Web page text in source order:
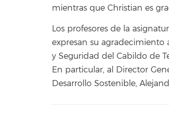
mientras que Christian es
Los profesores de la
expresan su agradecimiento
y Seguridad del Cabildo de
En particular, al Director
Desarrollo Sostenible,